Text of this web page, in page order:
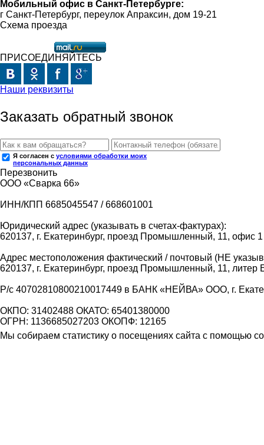
Мобильный офис в Санкт-Петербурге:
г Санкт-Петербург, переулок Апраксин, дом 19-21
Схема проезда
ПРИСОЕДИНЯЙТЕСЬ
Наши реквизиты
Заказать обратный звонок
Я согласен с условиями обработки моих
персональных данных
Перезвонить
ООО «Сварка 66»
ИНН/КПП 6685045547 / 668601001
Юридический адрес (указывать в счетах-фактурах):
620137, г. Екатеринбург, проезд Промышленный, 11, офис 1
Адрес местоположения фактический / почтовый (НЕ
620137, г. Екатеринбург, проезд Промышленный, 11, литер
Р/с 40702810800210017449 в БАНК «НЕЙВА» ООО, г.
ОКПО: 31402488 ОКАТО: 65401380000
ОГРН: 1136685027203 ОКОПФ: 12165
Мы собираем статистику о посещениях сайта с помощью